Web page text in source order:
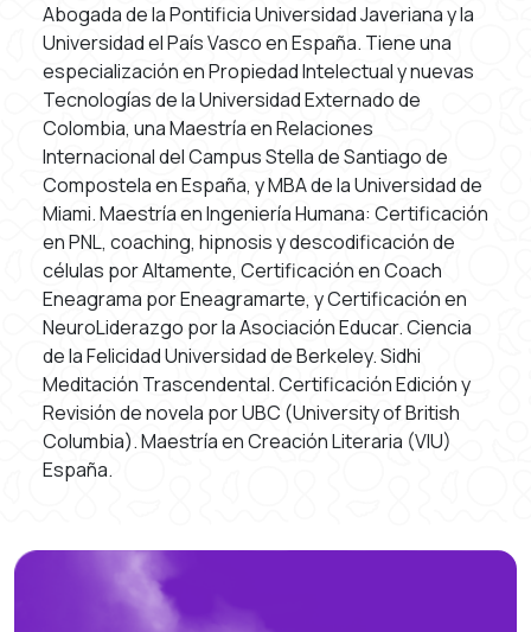
Abogada de la Pontificia Universidad Javeriana y la
Universidad el País Vasco en España. Tiene una
especialización en Propiedad Intelectual y nuevas
Tecnologías de la Universidad Externado de
Colombia, una Maestría en Relaciones
Internacional del Campus Stella de Santiago de
Compostela en España, y MBA de la Universidad de
Miami. Maestría en Ingeniería Humana: Certificación
en PNL, coaching, hipnosis y descodificación de
células por Altamente, Certificación en Coach
Eneagrama por Eneagramarte, y Certificación en
NeuroLiderazgo por la Asociación Educar. Ciencia
de la Felicidad Universidad de Berkeley. Sidhi
Meditación Trascendental. Certificación Edición y
Revisión de novela por UBC (University of British
Columbia). Maestría en Creación Literaria (VIU)
España.